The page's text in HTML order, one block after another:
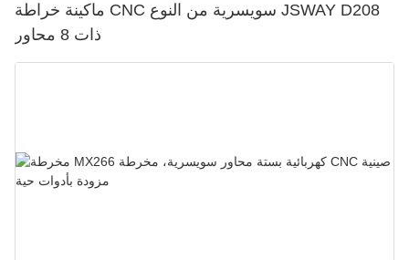
ماكينة خراطة CNC سويسرية من النوع JSWAY D208
ذات 8 محاور